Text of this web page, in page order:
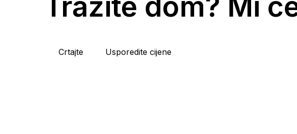
Crtajte Usporedite cijene